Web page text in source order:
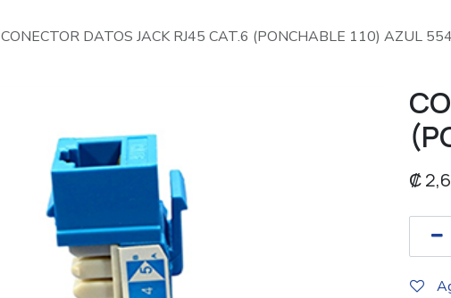
CONECTOR DATOS JACK RJ45 CAT.6 (PONCHABLE 110) AZUL
₡